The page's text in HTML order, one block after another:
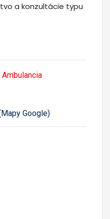
a konzultácie typu
Ambulancia
Google)